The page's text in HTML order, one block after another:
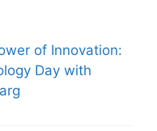
of Innovation:
Day with